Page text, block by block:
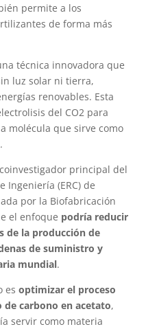
permite a los
de forma más
técnica innovadora que
luz solar ni tierra,
renovables. Esta
del CO2 para
molécula que sirve como
principal del
Ingeniería (ERC) de
por la Biofabricación
el enfoque podría reducir
de la producción de
de suministro y
mundial.
es optimizar el proceso
carbono en acetato,
servir como materia